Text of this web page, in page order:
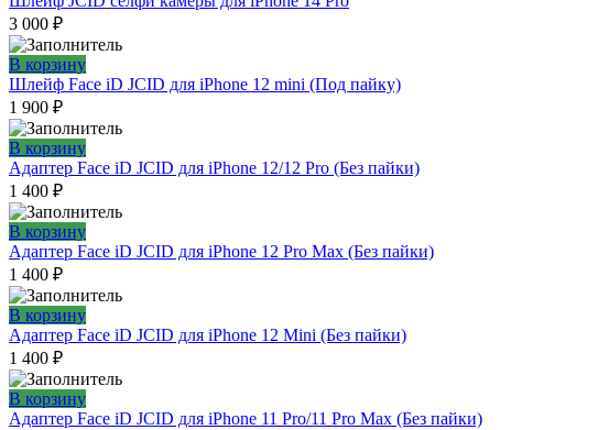
3 000 ₽
В корзину
Шлейф Face iD JCID для iPhone 12 mini (Под пайку)
1 900 ₽
В корзину
Адаптер Face iD JCID для iPhone 12/12 Pro (Без пайки)
1 400 ₽
В корзину
Адаптер Face iD JCID для iPhone 12 Pro Max (Без пайки)
1 400 ₽
В корзину
Адаптер Face iD JCID для iPhone 12 Mini (Без пайки)
1 400 ₽
В корзину
Адаптер Face iD JCID для iPhone 11 Pro/11 Pro Max (Без пайки)